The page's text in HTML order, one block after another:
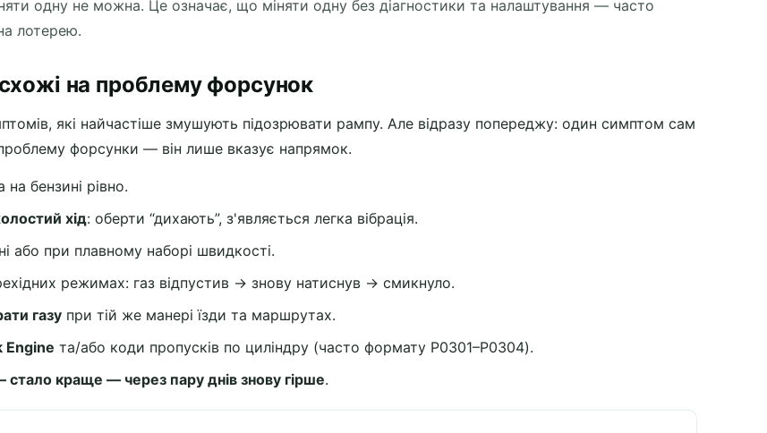
одну не можна. Це означає, що міняти одну без діагностики та налаштування — часто
лотерею.
на проблему форсунок
які найчастіше змушують підозрювати рампу. Але відразу попереджу: один симптом сам
форсунки — він лише вказує напрямок.
на бензині рівно.
хід: оберти “дихають”, з'являється легка вібрація.
або при плавному наборі швидкості.
режимах: газ відпустив → знову натиснув → смикнуло.
газу при тій же манері їзди та маршрутах.
Engine та/або коди пропусків по циліндру (часто формату P0301–P0304).
краще — через пару днів знову гірше.